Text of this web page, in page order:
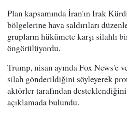
Plan kapsamında İran'ın Irak
bölgelerine hava saldırıları
grupların hükümete karşı silahlı
öngörülüyordu.
Trump, nisan ayında Fox News'e
silah gönderildiğini söyleyerek
aktörler tarafından
açıklamada bulundu.